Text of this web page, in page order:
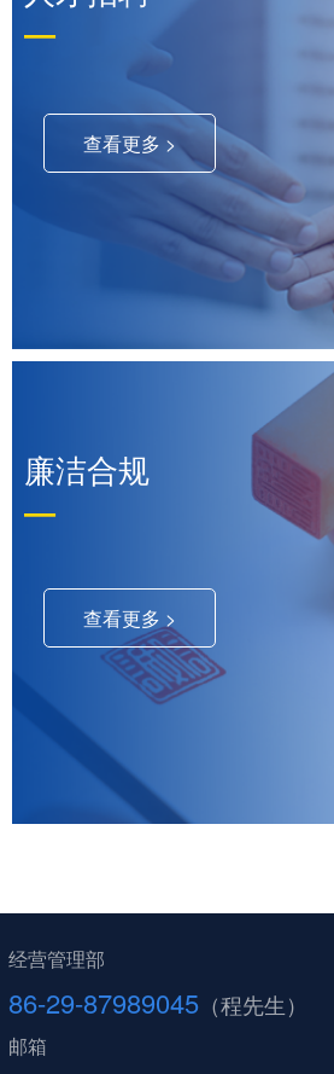
—
查看更多 >
廉洁合规
—
查看更多 >
经营管理部
86-29-87989045 （程先生）
邮箱